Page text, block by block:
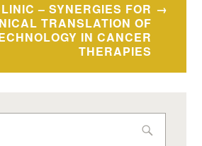
– SYNERGIES FOR
TRANSLATION OF
IN CANCER
THERAPIES